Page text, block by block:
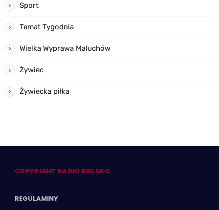
Sport
Temat Tygodnia
Wielka Wyprawa Maluchów
Żywiec
Żywiecka piłka
COPYRIGHT RADIO BIELSKO
REGULAMINY